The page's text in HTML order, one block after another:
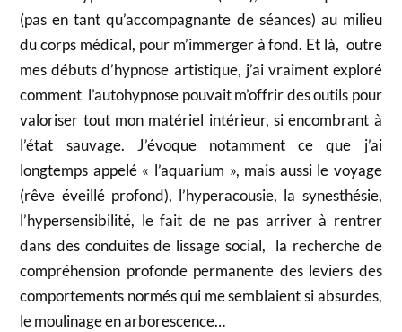
(pas en tant qu’accompagnante de séances) au milieu
du corps médical, pour m’immerger à fond. Et là, outre
mes débuts d’hypnose artistique, j’ai vraiment exploré
comment l’autohypnose pouvait m’offrir des outils pour
valoriser tout mon matériel intérieur, si encombrant à
l’état sauvage. J’évoque notamment ce que j’ai
longtemps appelé « l’aquarium », mais aussi le voyage
(rêve éveillé profond), l’hyperacousie, la synesthésie,
l’hypersensibilité, le fait de ne pas arriver à rentrer
dans des conduites de lissage social, la recherche de
compréhension profonde permanente des leviers des
comportements normés qui me semblaient si absurdes,
le moulinage en arborescence…